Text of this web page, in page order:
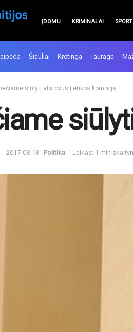
ĮDOMU KRIMINALAI
Šiauliai Kretinga Tauragė
siūlyti atstovus į etikos komisiją
2017-08-13 Politika Laikas: 1 min